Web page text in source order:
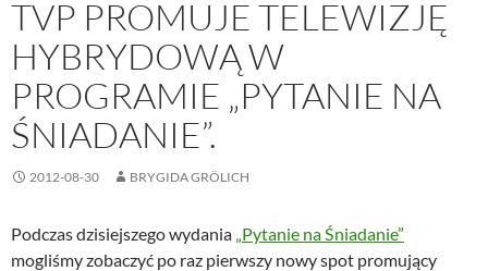
TVP PROMUJE TELEWIZJĘ
HYBRYDOWĄ W
PROGRAMIE „PYTANIE NA
ŚNIADANIE”.
2012-08-30 BRYGIDA GRÖLICH
Podczas dzisiejszego wydania „Pytanie na Śniadanie”
mogliśmy zobaczyć po raz pierwszy nowy spot promujący